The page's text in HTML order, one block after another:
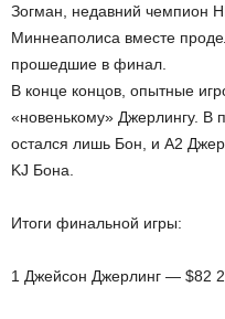
Зогман, недавний чемпион
Миннеаполиса вместе
прошедшие в финал.
В конце концов, опытные
«новенькому» Джерлингу. В
остался лишь Бон, и А2
KJ Бона.
Итоги финальной игры:
1 Джейсон Джерлинг — $82